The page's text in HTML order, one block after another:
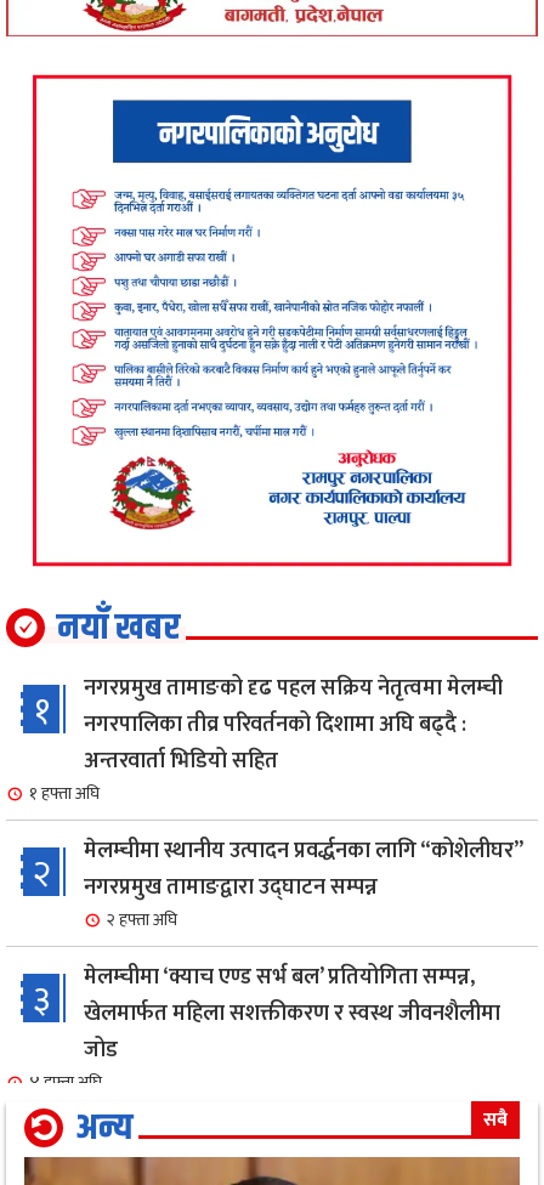
नयाँ खबर
१
नगरप्रमुख तामाङको दृढ पहल सक्रिय नेतृत्वमा मेलम्ची
नगरपालिका तीव्र परिवर्तनको दिशामा अघि बढ्दै :
अन्तरवार्ता भिडियो सहित
१ हफ्ता अघि
२
मेलम्चीमा स्थानीय उत्पादन प्रवर्द्धनका लागि “कोशेलीघर”
नगरप्रमुख तामाङद्वारा उद्घाटन सम्पन्न
२ हफ्ता अघि
३
मेलम्चीमा ‘क्याच एण्ड सर्भ बल’ प्रतियोगिता सम्पन्न,
खेलमार्फत महिला सशक्तीकरण र स्वस्थ जीवनशैलीमा
जोड
४ हफ्ता अघि
४
एक सफल बाइक मेकानिक उमेश सोनामको अभिनय क्षेत्रमा
दमदार ईन्ट्री,नायिका गरिमा संग रोमान्स: हेर्नुहोस भिडियो ।
अन्य सबै